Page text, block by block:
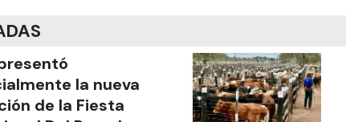
la nueva
de la Fiesta